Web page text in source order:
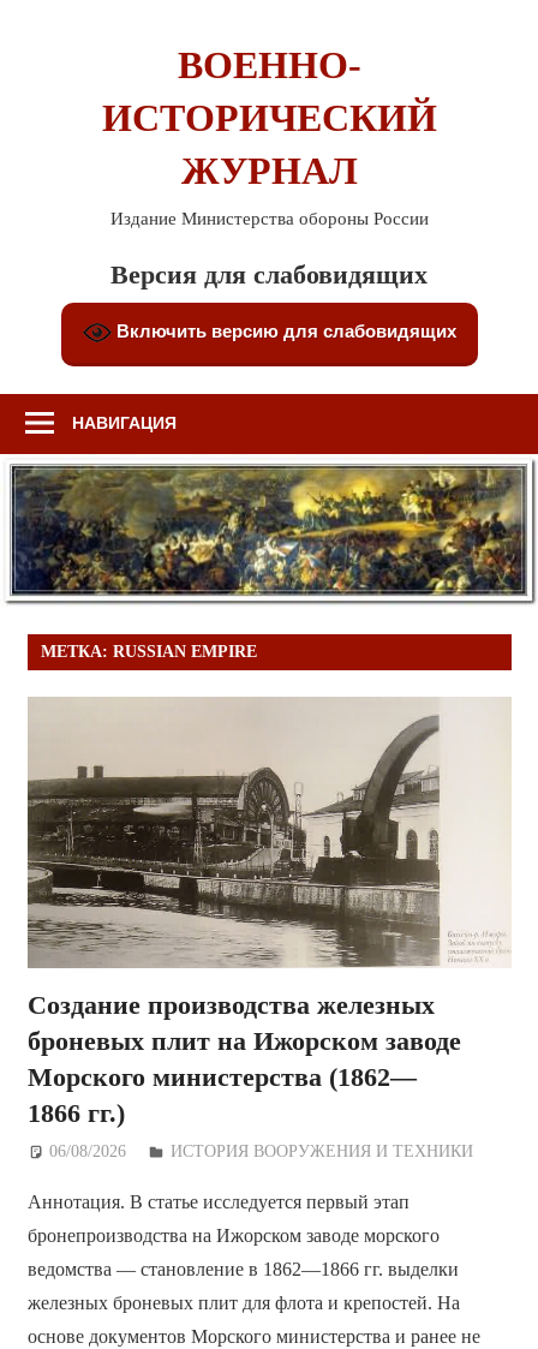
ВОЕННО-
ИСТОРИЧЕСКИЙ
ЖУРНАЛ
Издание Министерства обороны России
Версия для слабовидящих
Включить версию для слабовидящих
НАВИГАЦИЯ
МЕТКА: RUSSIAN EMPIRE
Создание производства железных
броневых плит на Ижорском заводе
Морского министерства (1862—
1866 гг.)
06/08/2026 Дежурный по Редакции
ИСТОРИЯ ВООРУЖЕНИЯ И ТЕХНИКИ
Аннотация. В статье исследуется первый этап
бронепроизводства на Ижорском заводе морского
ведомства — становление в 1862—1866 гг. выделки
железных броневых плит для флота и крепостей. На
основе документов Морского министерства и ранее не